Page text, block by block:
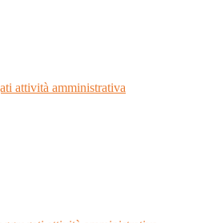
attività amministrativa